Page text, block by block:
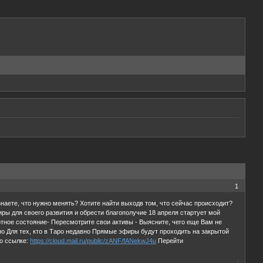
1
что нужно менять? Хотите найти выходв том, что сейчас происходит?
для своего развития и обрести благополучие 18 апреля стартует мой
состояние- Пересмотрите свои активы - Выясните, чего еще Вам не
Для тех, кто в Таро недавно Прямые эфиры будут проходить на закрытой
ссылке: https://cloud.mail.ru/public/zANF/fANekwJ4u Перейти